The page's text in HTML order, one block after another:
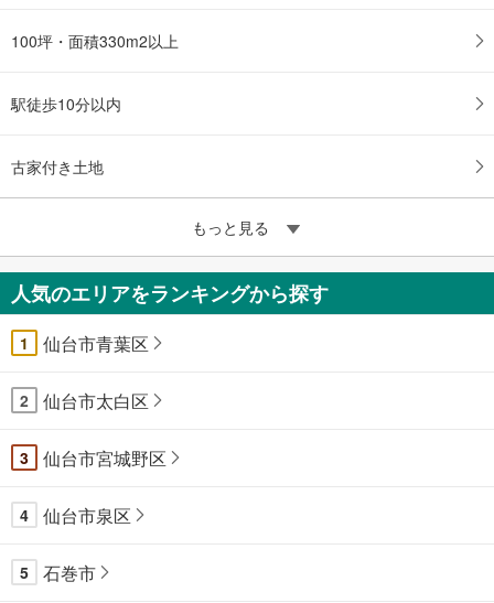
100坪・面積330m2以上
駅徒歩10分以内
古家付き土地
もっと見る
人気のエリアをランキングから探す
1 仙台市青葉区
2 仙台市太白区
3 仙台市宮城野区
4 仙台市泉区
5 石巻市